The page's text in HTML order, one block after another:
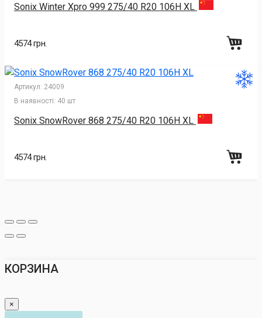
Sonix Winter Xpro 999 275/40 R20 106H XL
4574 грн.
Артикул: 24009
В наявності: 40 шт
Sonix SnowRover 868 275/40 R20 106H XL
4574 грн.
КОРЗИНА
×